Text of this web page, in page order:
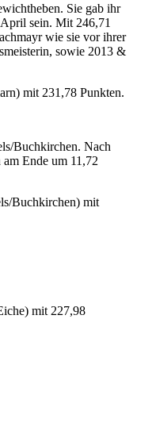
Sie gab ihr
sein. Mit 246,71
wie sie vor ihrer
sowie 2013 &
mit 231,78 Punkten.
Buchkirchen. Nach
Ende um 11,72
Buchkirchen) mit
mit 227,98